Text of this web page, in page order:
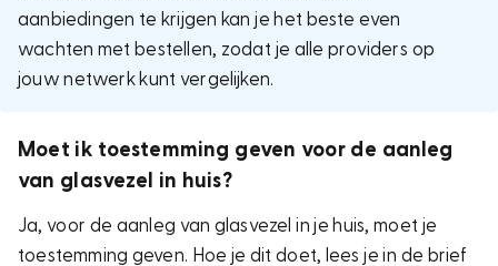
aanbiedingen te krijgen kan je het beste even
wachten met bestellen, zodat je alle providers op
jouw netwerk kunt vergelijken.
Moet ik toestemming geven voor de aanleg
van glasvezel in huis?
Ja, voor de aanleg van glasvezel in je huis, moet je
toestemming geven. Hoe je dit doet, lees je in de brief